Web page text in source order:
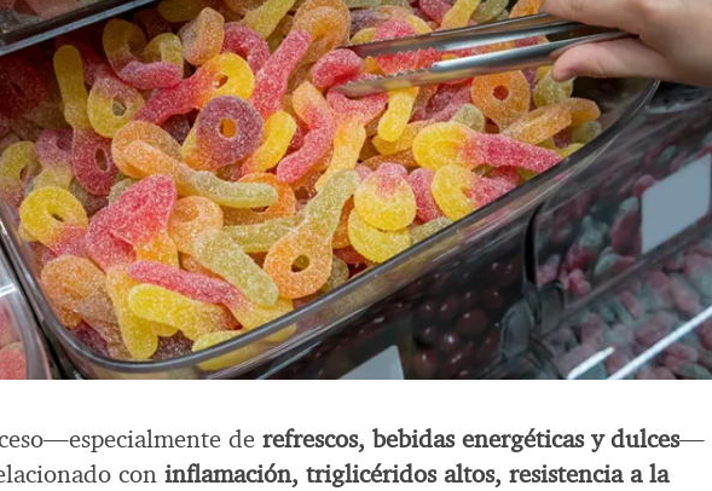
derefrescos, bebidas energéticas y dulces—
coninflamación, triglicéridos altos, resistencia a la